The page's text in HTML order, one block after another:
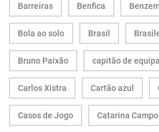
Barreiras Benfica
Bola ao solo Brasil
Bruno Paixão capitão de equipa
Carlos Xistra Cartão azul
Casos de Jogo Catarina